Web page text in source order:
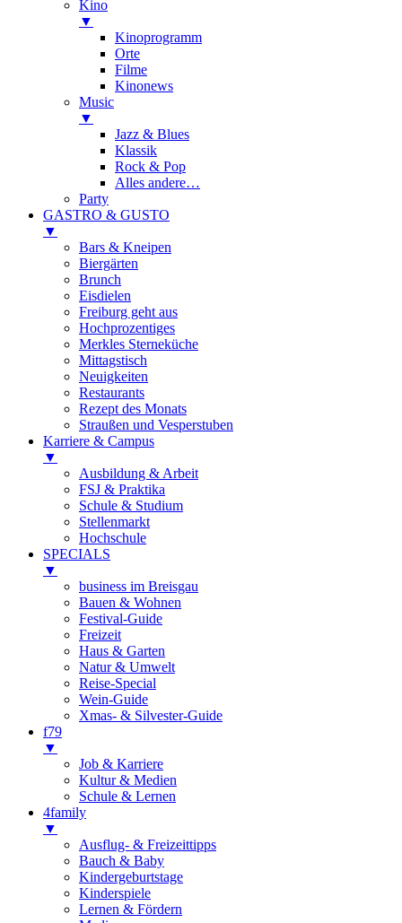
Kino
▼
Kinoprogramm
Orte
Filme
Kinonews
Music
▼
Jazz & Blues
Klassik
Rock & Pop
Alles andere…
Party
GASTRO & GUSTO
▼
Bars & Kneipen
Biergärten
Brunch
Eisdielen
Freiburg geht aus
Hochprozentiges
Merkles Sterneküche
Mittagstisch
Neuigkeiten
Restaurants
Rezept des Monats
Straußen und Vesperstuben
Karriere & Campus
▼
Ausbildung & Arbeit
FSJ & Praktika
Schule & Studium
Stellenmarkt
Hochschule
SPECIALS
▼
business im Breisgau
Bauen & Wohnen
Festival-Guide
Freizeit
Haus & Garten
Natur & Umwelt
Reise-Special
Wein-Guide
Xmas- & Silvester-Guide
f79
▼
Job & Karriere
Kultur & Medien
Schule & Lernen
4family
▼
Ausflug- & Freizeittipps
Bauch & Baby
Kindergeburtstage
Kinderspiele
Lernen & Fördern